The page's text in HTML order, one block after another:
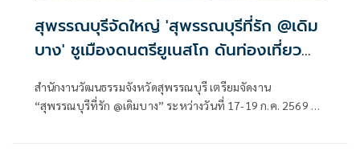
สุพรรณบุรีจัดใหญ่ 'สุพรรณบุรีที่รัก @เดิม
บาง' ชูเมืองดนตรียูเนสโก ดันท่องเที่ยว
สำนักงานวัฒนธรรมจังหวัดสุพรรณบุรี เตรียมจัดงาน
“สุพรรณบุรีที่รัก @เดิมบาง” ระหว่างวันที่ 17-19 ก.ค. 2569 ณ